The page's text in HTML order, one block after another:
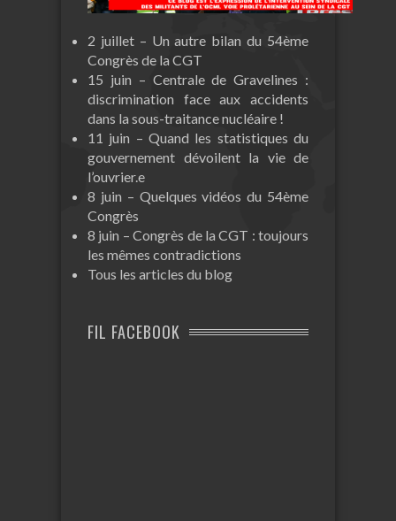
2 juillet – Un autre bilan du 54ème
Congrès de la CGT
15 juin – Centrale de Gravelines :
discrimination face aux accidents
dans la sous-traitance nucléaire !
11 juin – Quand les statistiques du
gouvernement dévoilent la vie de
l’ouvrier.e
8 juin – Quelques vidéos du 54ème
Congrès
8 juin – Congrès de la CGT : toujours
les mêmes contradictions
Tous les articles du blog
FIL FACEBOOK